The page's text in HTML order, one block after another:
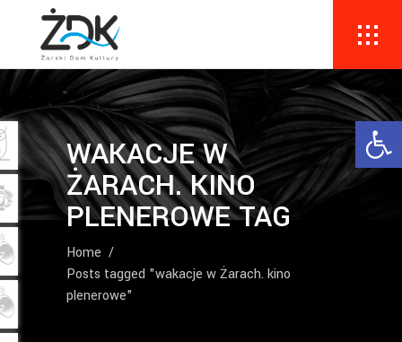
WAKACJE W
ŻARACH. KINO
PLENEROWE TAG
Home /
Posts tagged "wakacje w Żarach. kino
plenerowe"